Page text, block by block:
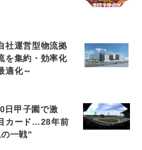
社運営型物流拠
を集約・効率化
適化～
日甲子園で激
カード…28年前
一戦”